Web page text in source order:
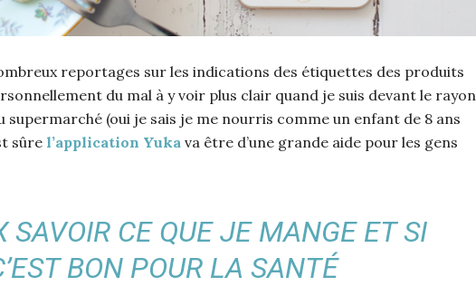
reportages sur les indications des étiquettes des produits
du mal à y voir plus clair quand je suis devant le rayon
supermarché (oui je sais je me nourris comme un enfant de 8 ans
sûre l’application Yuka va être d’une grande aide pour les gens
SAVOIR CE QUE JE MANGE ET SI
BON POUR LA SANTÉ